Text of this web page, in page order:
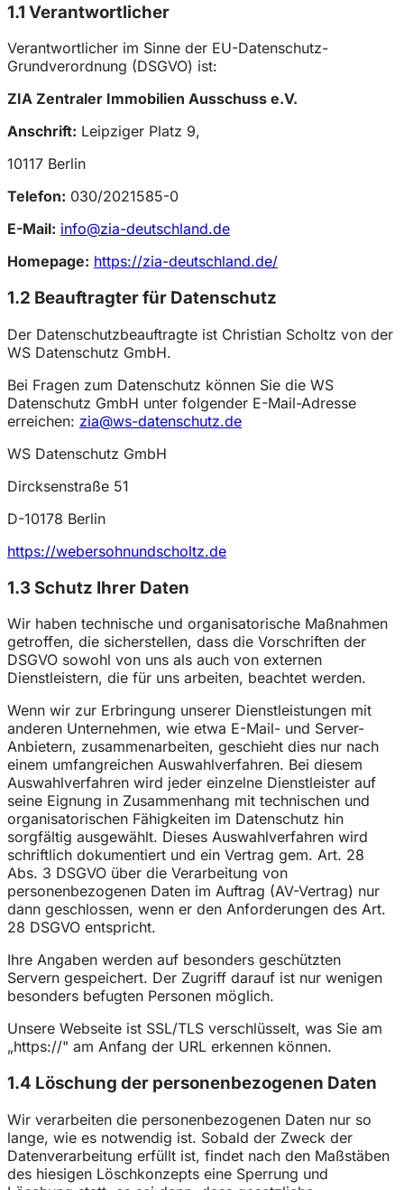
1.1 Verantwortlicher
Verantwortlicher im Sinne der EU-Datenschutz-
Grundverordnung (DSGVO) ist:
ZIA Zentraler Immobilien Ausschuss e.V.
Anschrift: Leipziger Platz 9,
10117 Berlin
Telefon: 030/2021585-0
E-Mail: info@zia-deutschland.de
Homepage: https://zia-deutschland.de/
1.2 Beauftragter für Datenschutz
Der Datenschutzbeauftragte ist Christian Scholtz von der
WS Datenschutz GmbH.
Bei Fragen zum Datenschutz können Sie die WS
Datenschutz GmbH unter folgender E-Mail-Adresse
erreichen: zia@ws-datenschutz.de
WS Datenschutz GmbH
Dircksenstraße 51
D-10178 Berlin
https://webersohnundscholtz.de
1.3 Schutz Ihrer Daten
Wir haben technische und organisatorische Maßnahmen
getroffen, die sicherstellen, dass die Vorschriften der
DSGVO sowohl von uns als auch von externen
Dienstleistern, die für uns arbeiten, beachtet werden.
Wenn wir zur Erbringung unserer Dienstleistungen mit
anderen Unternehmen, wie etwa E-Mail- und Server-
Anbietern, zusammenarbeiten, geschieht dies nur nach
einem umfangreichen Auswahlverfahren. Bei diesem
Auswahlverfahren wird jeder einzelne Dienstleister auf
seine Eignung in Zusammenhang mit technischen und
organisatorischen Fähigkeiten im Datenschutz hin
sorgfältig ausgewählt. Dieses Auswahlverfahren wird
schriftlich dokumentiert und ein Vertrag gem. Art. 28
Abs. 3 DSGVO über die Verarbeitung von
personenbezogenen Daten im Auftrag (AV-Vertrag) nur
dann geschlossen, wenn er den Anforderungen des Art.
28 DSGVO entspricht.
Ihre Angaben werden auf besonders geschützten
Servern gespeichert. Der Zugriff darauf ist nur wenigen
besonders befugten Personen möglich.
Unsere Webseite ist SSL/TLS verschlüsselt, was Sie am
„https://" am Anfang der URL erkennen können.
1.4 Löschung der personenbezogenen Daten
Wir verarbeiten die personenbezogenen Daten nur so
lange, wie es notwendig ist. Sobald der Zweck der
Datenverarbeitung erfüllt ist, findet nach den Maßstäben
des hiesigen Löschkonzepts eine Sperrung und